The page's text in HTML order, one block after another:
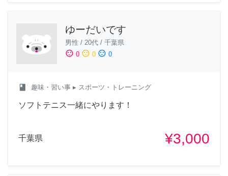
ゆーだいです
男性 / 20代 / 千葉県
sentiment_satisfied 0 sentiment_neutral 0 sentiment_dissatisfied 0
class 趣味・習い事 ▸ スポーツ・トレーニング
ソフトテニス一緒にやります！
千葉県 ¥3,000